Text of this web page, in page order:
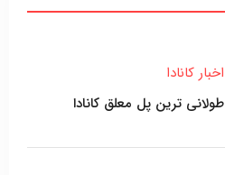
اخبار کانادا
طولانی ترین پل معلق کانادا